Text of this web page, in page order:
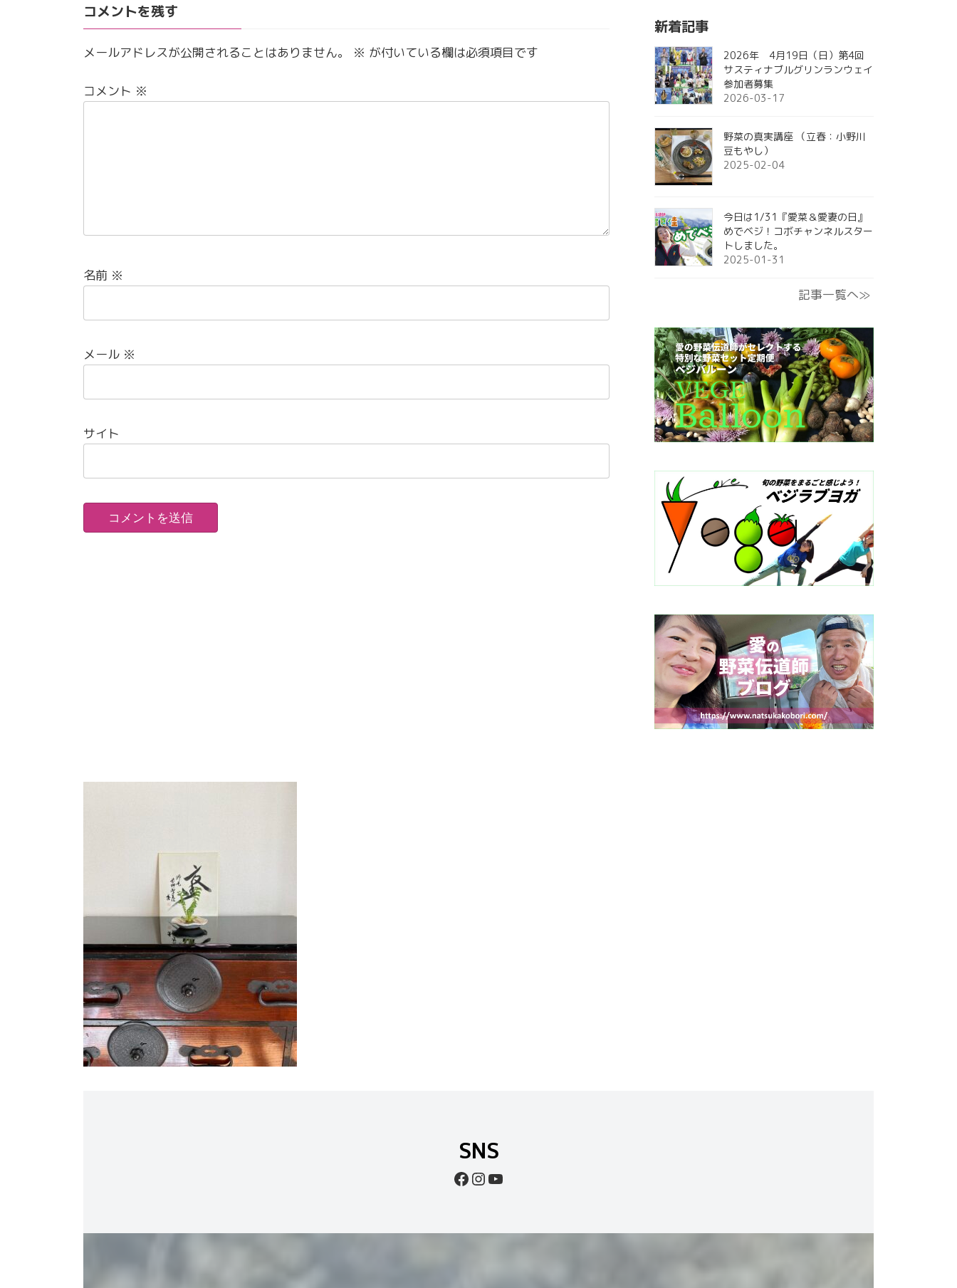
コメントを残す
メールアドレスが公開されることはありません。 ※ が付いている欄は必須項目です
コメント ※
名前 ※
メール ※
サイト
新着記事
2026年 4月19日（日）第4回
サスティナブルグリンランウェイ
参加者募集
2026-03-17
野菜の真実講座 （立春：小野川
豆もやし）
2025-02-04
今日は1/31『愛菜＆愛妻の日』
めでベジ！コボチャンネルスター
トしました。
2025-01-31
記事一覧へ≫
SNS
Facebook
Instagram
YouTube